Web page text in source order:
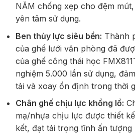
NĂM chống xẹp cho đệm
yên tâm sử dụng.
Ben thủy lực siêu bền: Thành
của ghế lưới văn phòng đã
của ghế công thái học
nghiệm 5.000 lần sử dụng,
tải và xoay ổn định trong thời
Chân ghế chịu lực khổng lồ:
mạ/nhựa chịu lực được thiết
kết, đạt tải trọng tĩnh ấn tượng